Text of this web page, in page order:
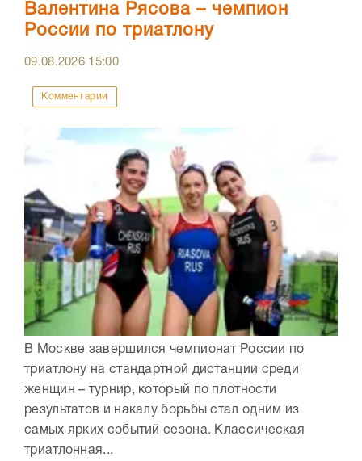
Валентина Рясова – чемпион
России по триатлону
09.08.2026 15:00
Комментарии
В Москве завершился чемпионат России по
триатлону на стандартной дистанции среди
женщин – турнир, который по плотности
результатов и накалу борьбы стал одним из
самых ярких событий сезона. Классическая
триатлонная...